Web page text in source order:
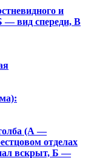
и
— вид спереди, В
(А —
отделах
вскрыт, Б —